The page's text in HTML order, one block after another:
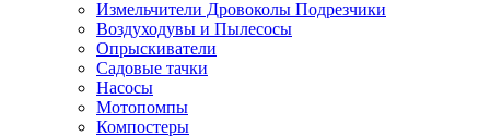
Измельчители Дровоколы Подрезчики
Воздуходувы и Пылесосы
Опрыскиватели
Садовые тачки
Насосы
Мотопомпы
Компостеры